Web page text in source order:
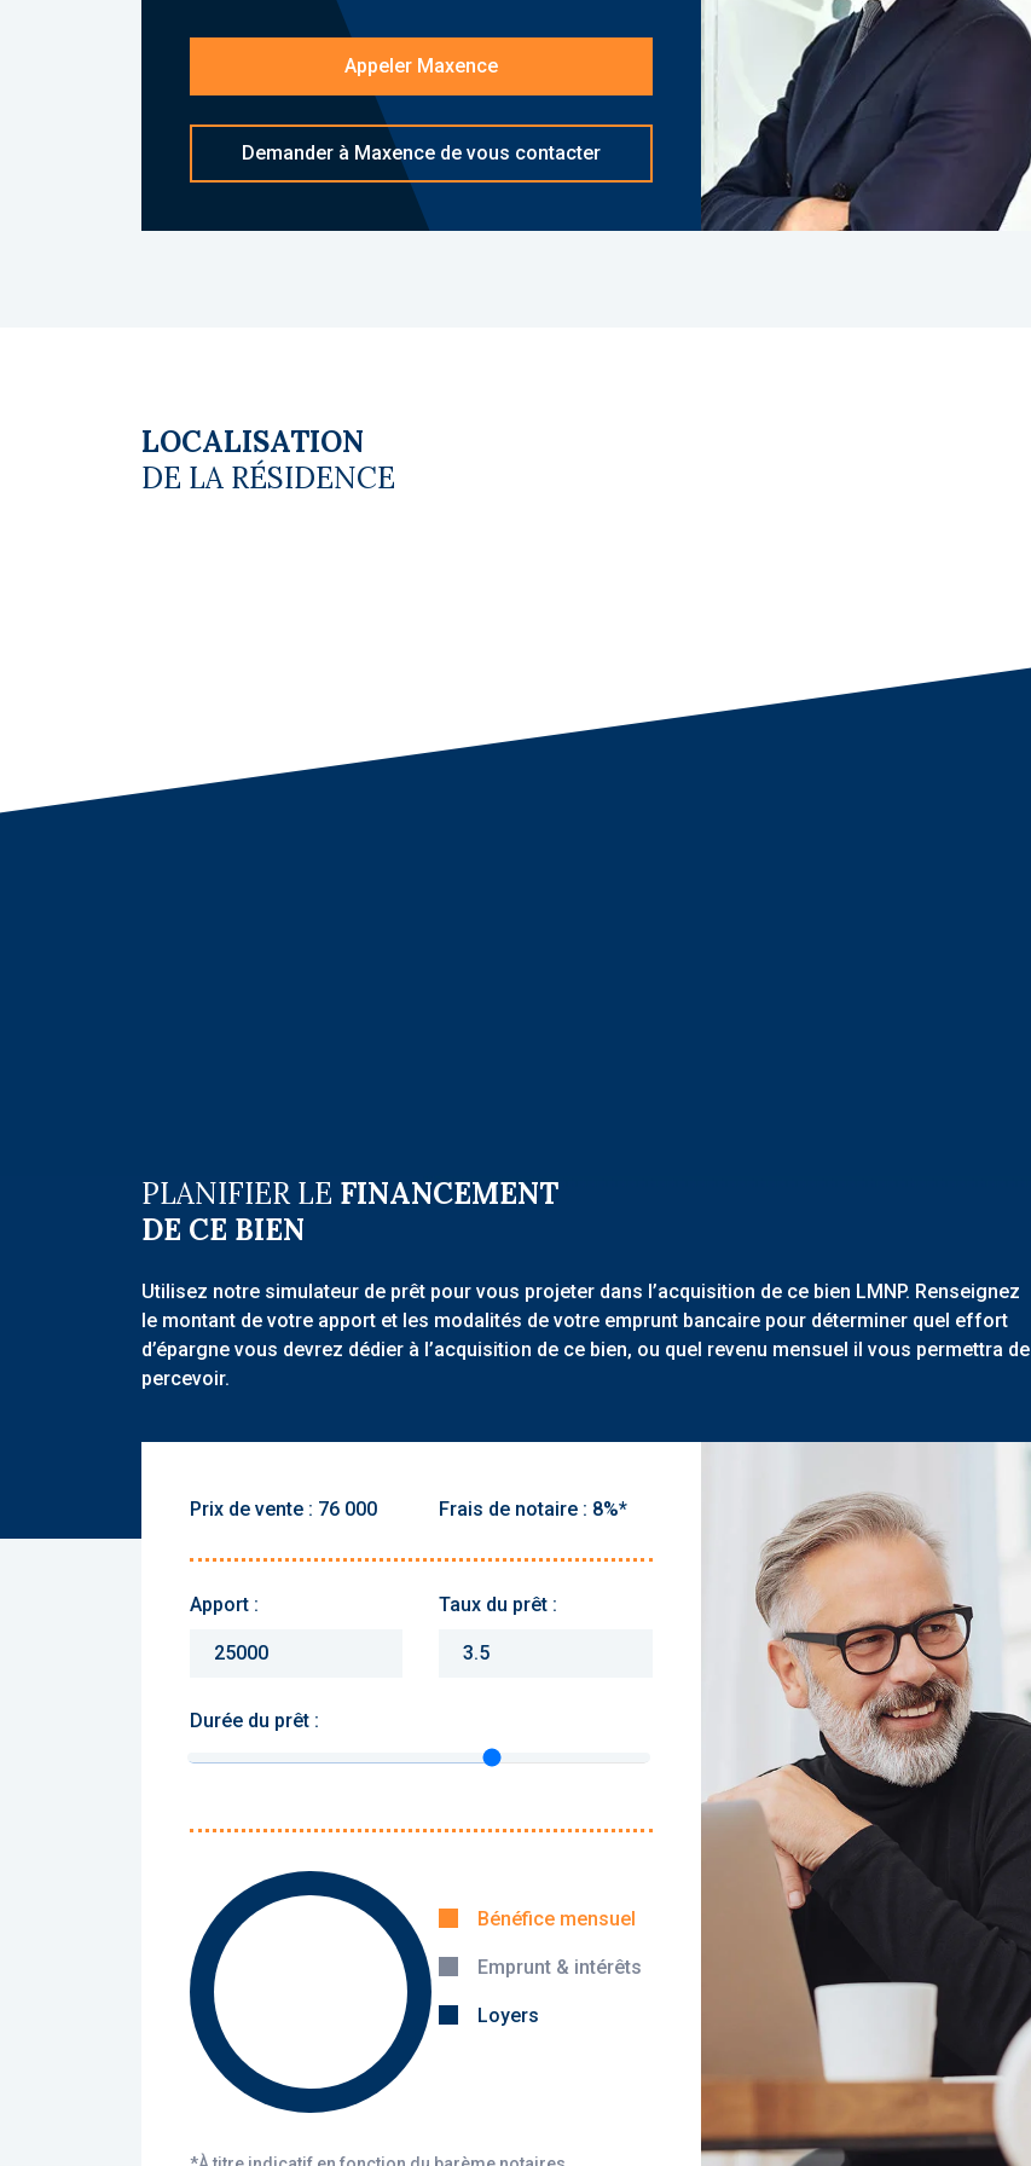
qualité avec des services adaptés aux voyageurs d'affaires et de loisirs.
Les diagnostics sont en cours de réalisation.
Le coin du LMNP - Maxence Vulpas agent basé à NEUILLY SUR SEINE - 01 84 78 46 50 -
Plus d'informations sur[email protected]réf. 26798 Bien soumis au statut juridique de la
Copropriété. Charges annuelles de copropriété (Montant moyen annuel quote-part du
budget prévisionnel vendeur) : 104 €. Pas de procédure en cours. Honoraires à la charge
Appeler Maxence
Demander à Maxence de vous contacter
LOCALISATION
DE LA RÉSIDENCE
PLANIFIER LE FINANCEMENT
DE CE BIEN
Utilisez notre simulateur de prêt pour vous projeter dans l’acquisition de ce bien LMNP. Renseignez
le montant de votre apport et les modalités de votre emprunt bancaire pour déterminer quel effort
d’épargne vous devrez dédier à l’acquisition de ce bien, ou quel revenu mensuel il vous permettra de
percevoir.
Prix de vente : Frais de notaire :
Apport : Taux du prêt :
Durée du prêt :
Yearly rent :
Bénéfice mensuel
Emprunt & intérêts
Loyers